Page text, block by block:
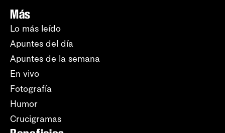
Más
Lo más leído
Apuntes del día
Apuntes de la semana
En vivo
Fotografía
Humor
Crucigramas